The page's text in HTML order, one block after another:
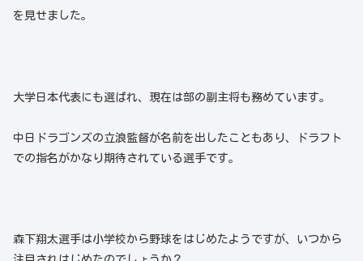
を見せました。
大学日本代表にも選ばれ、現在は部の副主将も務めています。
中日ドラゴンズの立浪監督が名前を出したこともあり、ドラフト
での指名がかなり期待されている選手です。
森下翔太選手は小学校から野球をはじめたようですが、いつから